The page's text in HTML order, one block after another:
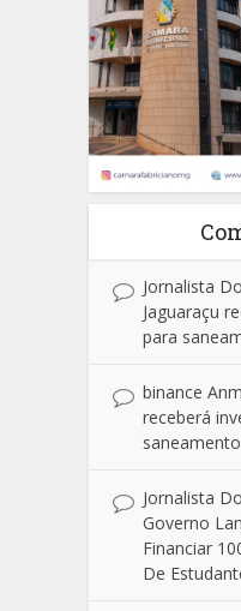
Jornalista
Jaguaraçu
para
binance
receberá
Jornalista
Governo
Financiar
De